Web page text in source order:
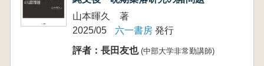
山本暉久 著
2025/05
六一書房 発行
評者：長田友也 (中部大学非常勤講師)